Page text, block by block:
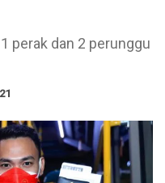
perak dan 2 perunggu